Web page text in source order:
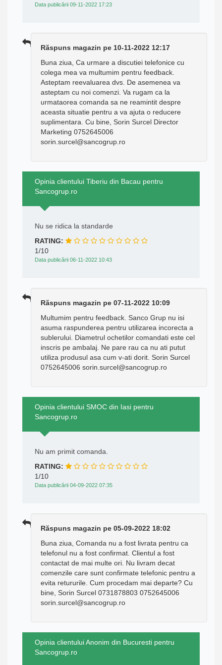
Data publicării 09-11-2022 17:23
Răspuns magazin pe 10-11-2022 12:17
Buna ziua, Ca urmare a discutiei telefonice cu
colega mea va multumim pentru feedback.
Asteptam reevaluarea dvs. De asemenea va
asteptam cu noi comenzi. Va rugam ca la
urmataorea comanda sa ne reamintit despre
aceasta situatie pentru a va ajuta o reducere
suplimentara. Cu bine, Sorin Surcel Director
Marketing 0752645006
sorin.surcel@sancogrup.ro
Opinia clientului Tiberiu din Bacau pentru
Sancogrup.ro
Nu se ridica la standarde
RATING:
1/10
Data publicării 06-11-2022 10:43
Răspuns magazin pe 07-11-2022 10:09
Multumim pentru feedback. Sanco Grup nu isi
asuma raspunderea pentru utilizarea incorecta a
sublerului. Diametrul ochetilor comandati este cel
inscris pe ambalaj. Ne pare rau ca nu ati putut
utiliza produsul asa cum v-ati dorit. Sorin Surcel
0752645006 sorin.surcel@sancogrup.ro
Opinia clientului SMOC din Iasi pentru
Sancogrup.ro
Nu am primit comanda.
RATING:
1/10
Data publicării 04-09-2022 07:35
Răspuns magazin pe 05-09-2022 18:02
Buna ziua, Comanda nu a fost livrata pentru ca
telefonul nu a fost confirmat. Clientul a fost
contactat de mai multe ori. Nu livram decat
comenzile care sunt confirmate telefonic pentru a
evita retururile. Cum procedam mai departe? Cu
bine, Sorin Surcel 0731878803 0752645006
sorin.surcel@sancogrup.ro
Opinia clientului Anonim din Bucuresti pentru
Sancogrup.ro